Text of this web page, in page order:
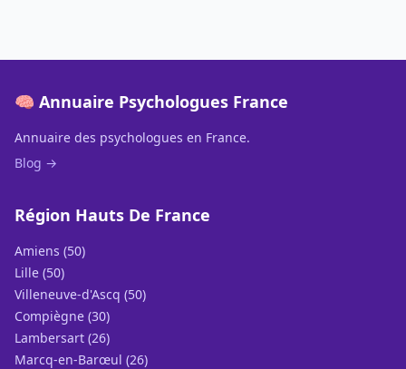
🧠 Annuaire Psychologues France
Annuaire des psychologues en France.
Blog →
Région Hauts De France
Amiens (50)
Lille (50)
Villeneuve-d'Ascq (50)
Compiègne (30)
Lambersart (26)
Marcq-en-Barœul (26)